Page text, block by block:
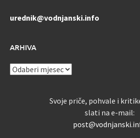
urednik@vodnjanski.info
ARHIVA
ARHIVA
Svoje priče, pohvale i
slati na e-mail: